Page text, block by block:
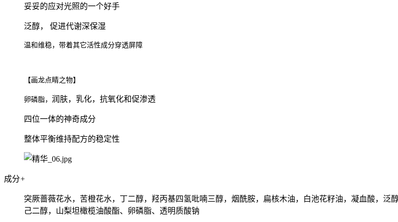
妥妥的应对光照的一个好手
泛醇， 促进代谢深保湿
温和维稳，带着其它活性成分穿透屏障
【画龙点睛之物】
卵磷脂， 润肤，乳化，抗氧化和促渗透
四位一体的神奇成分
整体平衡维持配方的稳定性
成分+
突厥蔷薇花水，苦橙花水，丁二醇，羟丙基四氢吡喃三醇，烟酰胺，扁核木油，白池花籽油，凝血酸，
己二醇，山梨坦橄榄油酸酯、卵磷脂、透明质酸钠